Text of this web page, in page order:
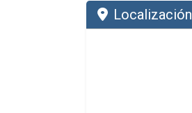
Localización